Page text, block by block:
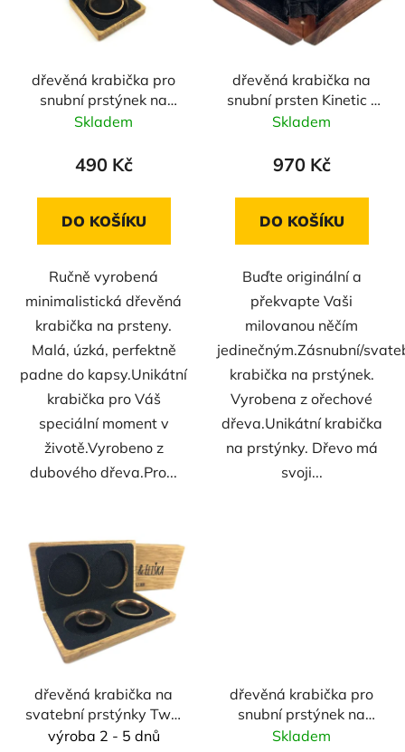
dřevěná krabička pro
snubní prstýnek na
pant Simple - dub
Skladem
490 Kč
DO KOŠÍKU
Ručně vyrobená
minimalistická dřevěná
krabička na prsteny.
Malá, úzká, perfektně
padne do kapsy.Unikátní
krabička pro Váš
speciální moment v
životě.Vyrobeno z
dubového dřeva.Pro...
dřevěná krabička na
snubní prsten Kinetic -
ořech
Skladem
970 Kč
DO KOŠÍKU
Buďte originální a
překvapte Vaši
milovanou něčím
jedinečným.Zásnubní/
krabička na prstýnek.
Vyrobena z ořechové
dřeva.Unikátní krabička
na prstýnky. Dřevo má
svoji...
dřevěná krabička na
svatební prstýnky Twin
- dub
výroba 2 - 5 dnů
dřevěná krabička pro
snubní prstýnek na
pant Mimic - dub
Skladem